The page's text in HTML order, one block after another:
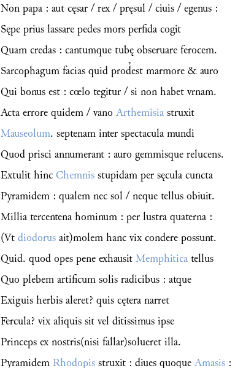
Non papa : aut cęsar / rex / pręsul / ciuis / egenus :
Sępe prius lassare pedes mors perfida cogit
Quam credas : cantumque tubę obseruare ferocem.
Sarcophagum facias quid prod᷎est marmore & auro
Qui bonus est : cœlo tegitur / si non habet vrnam.
Acta errore quidem / vanoArthemisia struxit
Mauseolum. septenam inter spectacula mundi
Quod prisci annumerant : auro gemmisque relucens.
Extulit hincChemnis stupidam per sęcula cuncta
Pyramidem : qualem nec sol / neque tellus obiuit.
Millia tercentena hominum : per lustra quaterna :
(Vtdiodorus ait)molem hanc vix condere possunt.
Quid. quod opes pene exhausitMemphitica tellus
Quo plebem artificum solis radicibus : atque
Exiguis herbis aleret? quis cętera narret
Fercula? vix aliquis sit vel ditissimus ipse
Princeps ex nostris(nisi fallar)solueret illa.
PyramidemRhodopis struxit : diues quoqueAmasis :